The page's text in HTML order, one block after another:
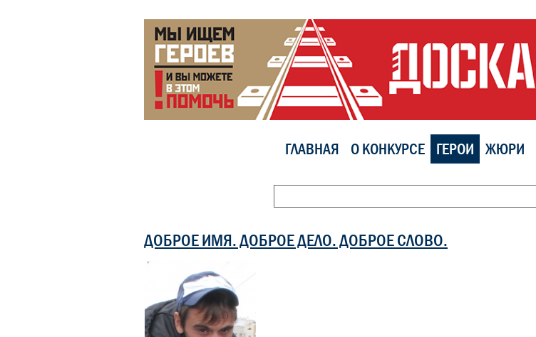
ГЛАВНАЯ О КОНКУРСЕ ГЕРОИ ЖЮРИ
ДОБРОЕ ИМЯ. ДОБРОЕ ДЕЛО. ДОБРОЕ СЛОВО.